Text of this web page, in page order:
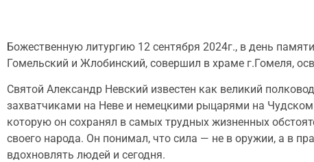
Божественную литургию 12 сентября 2024г., в день
Гомельский и Жлобинский, совершил в храме г.Гомеля,
Святой Александр Невский известен как великий
захватчиками на Неве и немецкими рыцарями на Чудском
которую он сохранял в самых трудных жизненных
своего народа. Он понимал, что сила — не в оружии, а в
вдохновлять людей и сегодня.